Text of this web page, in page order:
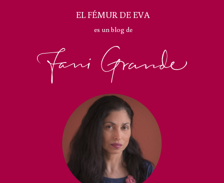
EL FÉMUR DE EVA
es un blog de